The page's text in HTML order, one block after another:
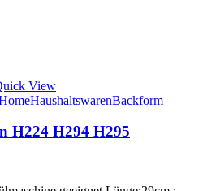
View
HaushaltswarenBackform
H224 H294 H295